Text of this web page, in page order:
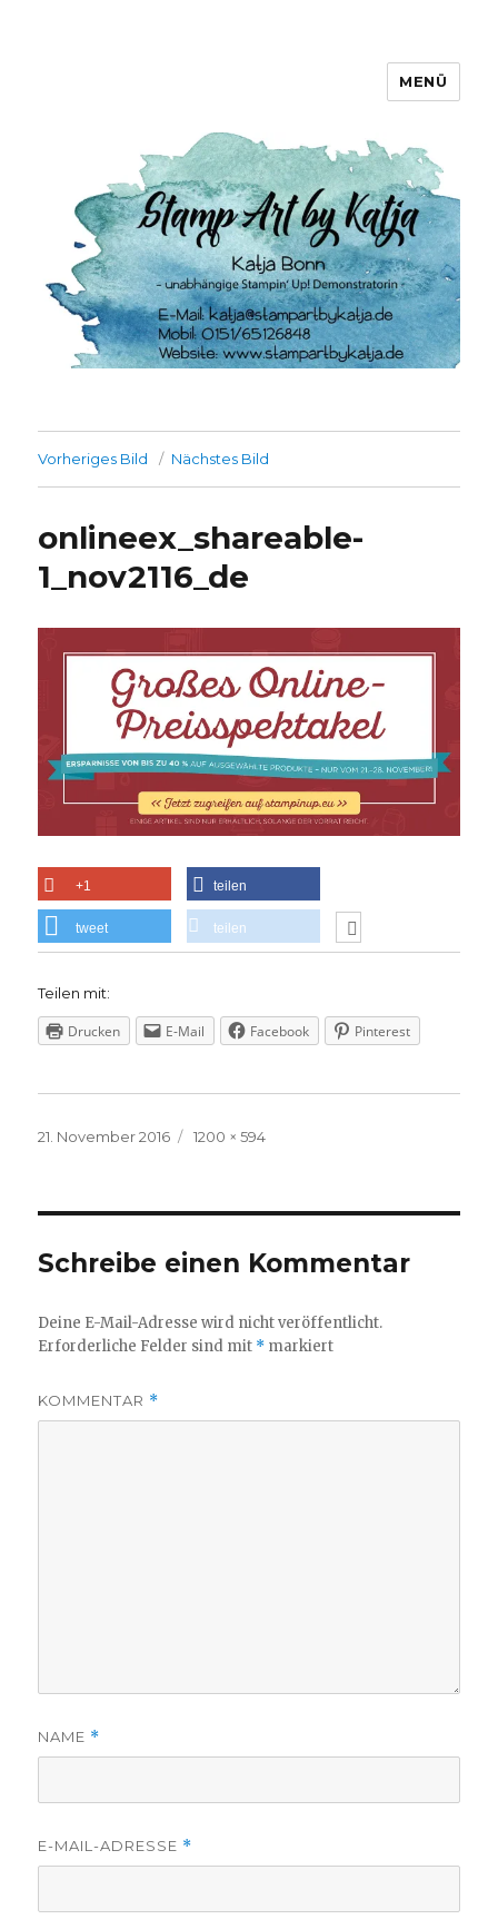
MENÜ
Vorheriges Bild Nächstes Bild
onlineex_shareable-
1_nov2116_de
+1 teilen
tweet teilen
Teilen mit:
Drucken E-Mail Facebook Pinterest
Veröffentlicht
21. November 2016
Volle
1200 × 594
Schreibe einen Kommentar
Deine E-Mail-Adresse wird nicht veröffentlicht.
Erforderliche Felder sind mit * markiert
KOMMENTAR *
NAME *
E-MAIL-ADRESSE *